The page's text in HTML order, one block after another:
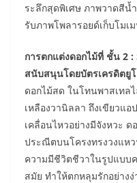
ระลึกสุดพิเศษ ภาพวาดสีน้
รับภาพโพลารอยด์เก็บโมเ
การตกแต่งดอกไม้ที่ ชั้น 2 :
สนับสนุนโดยบัตรเครดิตยู
ดอกไม้สด ในโทนพาสเทล
เหลืองวานิลลา ถึงเขียวแ
เคลื่อนไหวอย่างมีจังหวะ ด
ประณีตบนโครงทรงวงแห
ความมีชีวิตชีวาในรูปแบบ
สมัย ทำให้ตกหลุมรักอย่าง